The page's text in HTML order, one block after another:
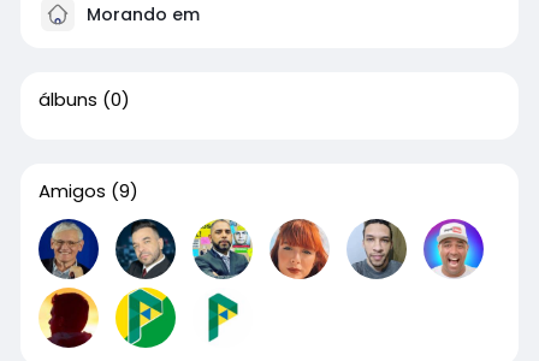
Morando em
álbuns (0)
Amigos (9)